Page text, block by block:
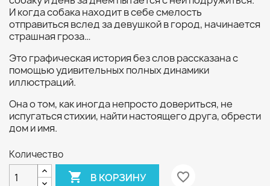
И когда собака находит в себе смелость
отправиться вслед за девушкой в город, начинается
страшная гроза…
Это графическая история без слов рассказана с
помощью удивительных полных динамики
иллюстраций.
Она о том, как иногда непросто довериться, не
испугаться стихии, найти настоящего друга, обрести
дом и имя.
Количество
 В КОРЗИНУ favorite_border